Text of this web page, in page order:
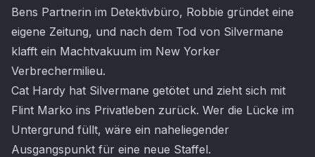
Bens Partnerin im Detektivbüro, Robbie gründet eine
eigene Zeitung, und nach dem Tod von Silvermane
klafft ein Machtvakuum im New Yorker
Verbrechermilieu.
Cat Hardy hat Silvermane getötet und zieht sich mit
Flint Marko ins Privatleben zurück. Wer die Lücke im
Untergrund füllt, wäre ein naheliegender
Ausgangspunkt für eine neue Staffel.